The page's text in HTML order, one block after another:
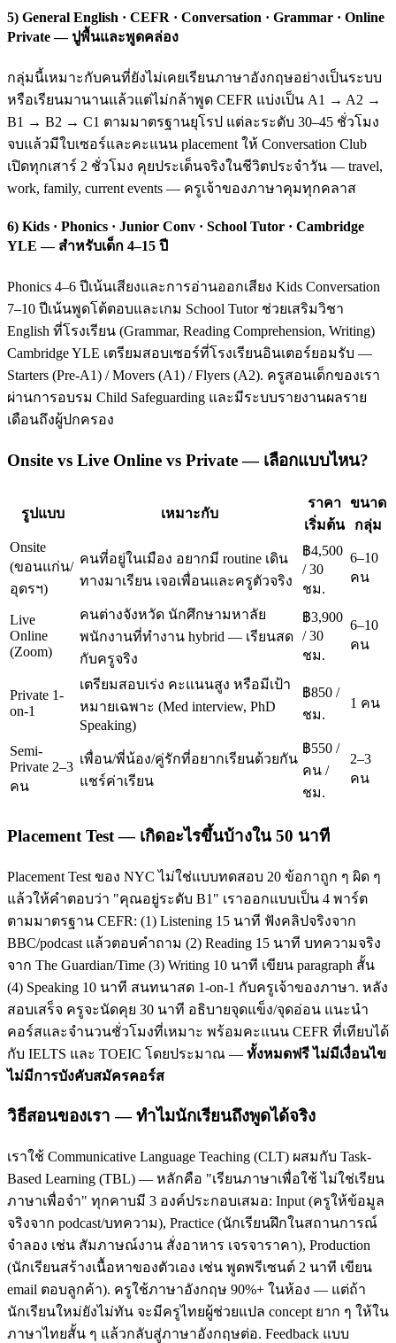
5) General English · CEFR · Conversation · Grammar · Online
Private — ปูพื้นและพูดคล่อง
กลุ่มนี้เหมาะกับคนที่ยังไม่เคยเรียนภาษาอังกฤษอย่างเป็นระบบ
หรือเรียนมานานแล้วแต่ไม่กล้าพูด CEFR แบ่งเป็น A1 → A2 →
B1 → B2 → C1 ตามมาตรฐานยุโรป แต่ละระดับ 30–45 ชั่วโมง
จบแล้วมีใบเซอร์และคะแนน placement ให้ Conversation Club
เปิดทุกเสาร์ 2 ชั่วโมง คุยประเด็นจริงในชีวิตประจำวัน — travel,
work, family, current events — ครูเจ้าของภาษาคุมทุกคลาส
6) Kids · Phonics · Junior Conv · School Tutor · Cambridge
YLE — สำหรับเด็ก 4–15 ปี
Phonics 4–6 ปีเน้นเสียงและการอ่านออกเสียง Kids Conversation
7–10 ปีเน้นพูดโต้ตอบและเกม School Tutor ช่วยเสริมวิชา
English ที่โรงเรียน (Grammar, Reading Comprehension, Writing)
Cambridge YLE เตรียมสอบเซอร์ที่โรงเรียนอินเตอร์ยอมรับ —
Starters (Pre-A1) / Movers (A1) / Flyers (A2). ครูสอนเด็กของเรา
ผ่านการอบรม Child Safeguarding และมีระบบรายงานผลราย
เดือนถึงผู้ปกครอง
Onsite vs Live Online vs Private — เลือกแบบไหน?
รูปแบบ เหมาะกับ
ราคา
เริ่มต้น
ขนาด
กลุ่ม
Onsite
(ขอนแก่น/
อุดรฯ)
คนที่อยู่ในเมือง อยากมี routine เดิน
ทางมาเรียน เจอเพื่อนและครูตัวจริง
฿4,500
/ 30
ชม.
6–10
คน
Live
Online
(Zoom)
คนต่างจังหวัด นักศึกษามหาลัย
พนักงานที่ทำงาน hybrid — เรียนสด
กับครูจริง
฿3,900
/ 30
ชม.
6–10
คน
Private 1-
on-1
เตรียมสอบเร่ง คะแนนสูง หรือมีเป้า
หมายเฉพาะ (Med interview, PhD
Speaking)
฿850 /
ชม.
1 คน
Semi-
Private 2–3
คน
เพื่อน/พี่น้อง/คู่รักที่อยากเรียนด้วยกัน
แชร์ค่าเรียน
฿550 /
คน /
ชม.
2–3
คน
Placement Test — เกิดอะไรขึ้นบ้างใน 50 นาที
Placement Test ของ NYC ไม่ใช่แบบทดสอบ 20 ข้อกาถูก ๆ ผิด ๆ
แล้วให้คำตอบว่า "คุณอยู่ระดับ B1" เราออกแบบเป็น 4 พาร์ต
ตามมาตรฐาน CEFR: (1) Listening 15 นาที ฟังคลิปจริงจาก
BBC/podcast แล้วตอบคำถาม (2) Reading 15 นาที บทความจริง
จาก The Guardian/Time (3) Writing 10 นาที เขียน paragraph สั้น
(4) Speaking 10 นาที สนทนาสด 1-on-1 กับครูเจ้าของภาษา. หลัง
สอบเสร็จ ครูจะนัดคุย 30 นาที อธิบายจุดแข็ง/จุดอ่อน แนะนำ
คอร์สและจำนวนชั่วโมงที่เหมาะ พร้อมคะแนน CEFR ที่เทียบได้
กับ IELTS และ TOEIC โดยประมาณ — ทั้งหมดฟรี ไม่มีเงื่อนไข
ไม่มีการบังคับสมัครคอร์ส
วิธีสอนของเรา — ทำไมนักเรียนถึงพูดได้จริง
เราใช้ Communicative Language Teaching (CLT) ผสมกับ Task-
Based Learning (TBL) — หลักคือ "เรียนภาษาเพื่อใช้ ไม่ใช่เรียน
ภาษาเพื่อจำ" ทุกคาบมี 3 องค์ประกอบเสมอ: Input (ครูให้ข้อมูล
จริงจาก podcast/บทความ), Practice (นักเรียนฝึกในสถานการณ์
จำลอง เช่น สัมภาษณ์งาน สั่งอาหาร เจรจาราคา), Production
(นักเรียนสร้างเนื้อหาของตัวเอง เช่น พูดพรีเซนต์ 2 นาที เขียน
email ตอบลูกค้า). ครูใช้ภาษาอังกฤษ 90%+ ในห้อง — แต่ถ้า
นักเรียนใหม่ยังไม่ทัน จะมีครูไทยผู้ช่วยแปล concept ยาก ๆ ให้ใน
ภาษาไทยสั้น ๆ แล้วกลับสู่ภาษาอังกฤษต่อ. Feedback แบบ